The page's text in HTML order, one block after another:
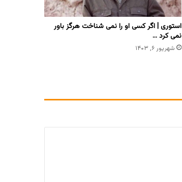
استوری | اگر کسی او را نمی شناخت هرگز باور
نمی کرد …
شهریور ۶, ۱۴۰۳